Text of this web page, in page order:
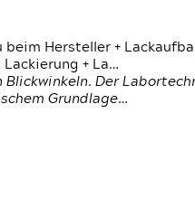
Hersteller +
Lackierung + La…
Der
Grundlage…